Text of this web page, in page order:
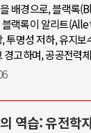
배경으로, 블랙
랙록이 알리트
투명성 저하, 유지
고하며, 공공전력
역습: 유전학